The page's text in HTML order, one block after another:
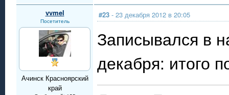
vvmel
Посетитель
Ачинск Красноярский
край
#23 - 23 декабря 2012 в 20:05
Записывался в
декабря: итого